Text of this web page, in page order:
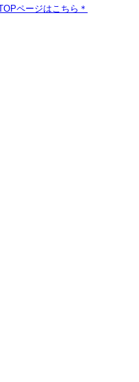
ページはこちら＊